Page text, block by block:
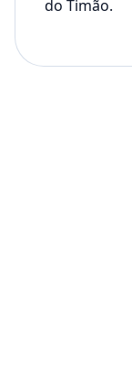
do Timão.